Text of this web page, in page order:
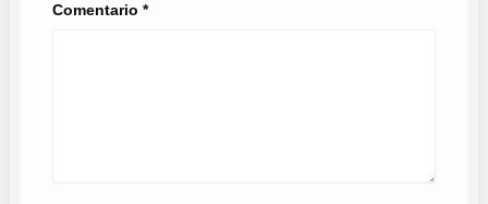
Comentario *